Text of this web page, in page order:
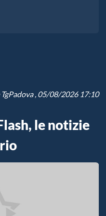
, 05/08/2026 17:10
le notizie